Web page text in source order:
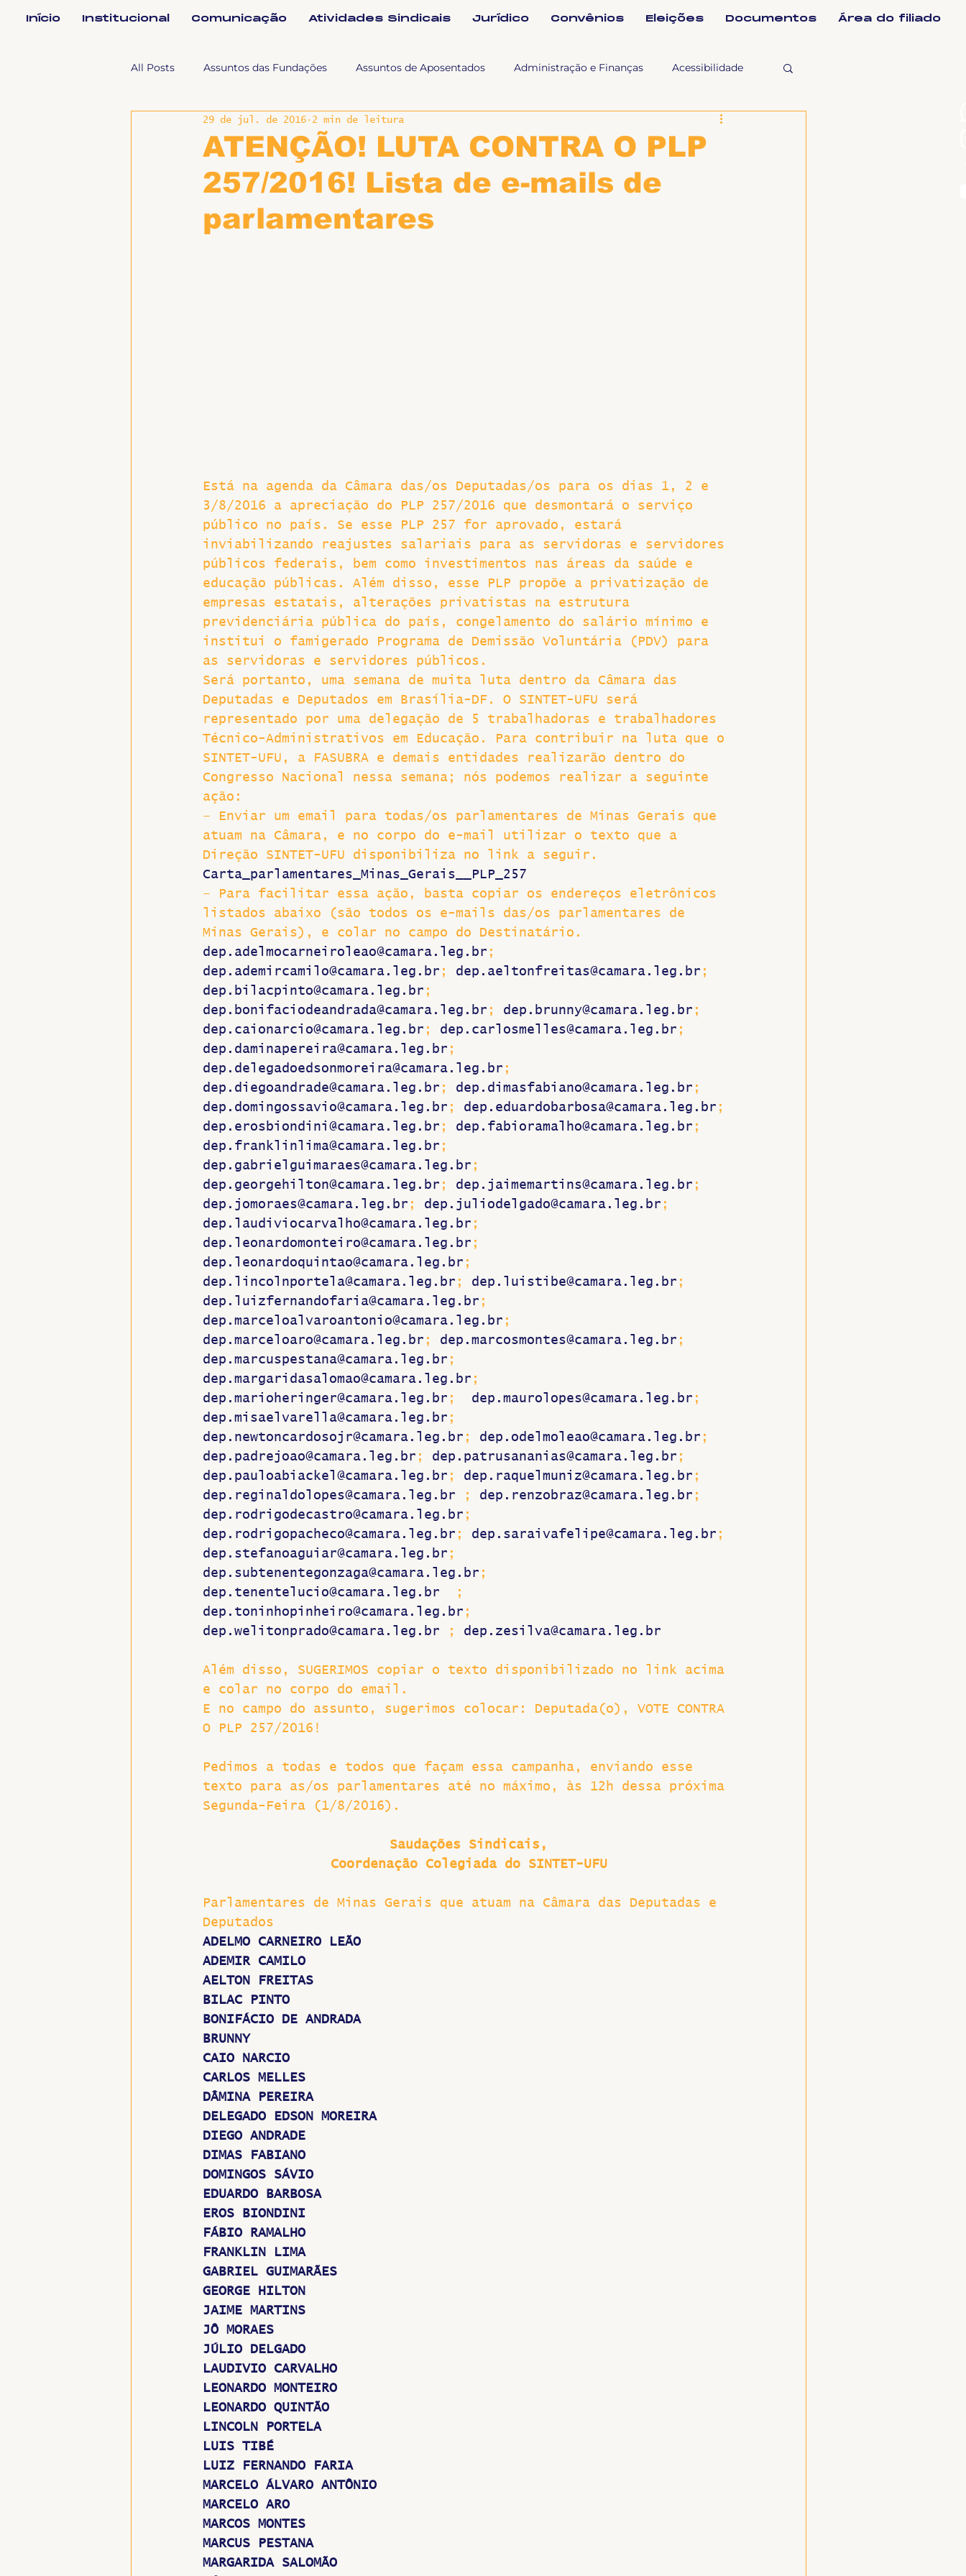
Início Institucional Comunicação Atividades Sindicais Jurídico Convênios Eleições Documentos Área do filiado
All Posts Assuntos das Fundações Assuntos de Aposentados Administração e Finanças Acessibilidade
Assuntos Jurídicos e Relação de Tra Fala SINTET-UFU
Coordenações Efetivos Documentos Formação e Relações Sindicais Mundo
ATENÇÃO! LUTA CONTRA O PLP
257/2016! Lista de e-mails de
parlamentares
29 de jul. de 2016 2 min de leitura
Está na agenda da Câmara das/os Deputadas/os para os dias 1, 2 e
3/8/2016 a apreciação do PLP 257/2016 que desmontará o serviço
público no país. Se esse PLP 257 for aprovado, estará
inviabilizando reajustes salariais para as servidoras e servidores
públicos federais, bem como investimentos nas áreas da saúde e
educação públicas. Além disso, esse PLP propõe a privatização de
empresas estatais, alterações privatistas na estrutura
previdenciária pública do país, congelamento do salário mínimo e
institui o famigerado Programa de Demissão Voluntária (PDV) para
as servidoras e servidores públicos.
Será portanto, uma semana de muita luta dentro da Câmara das
Deputadas e Deputados em Brasília-DF. O SINTET-UFU será
representado por uma delegação de 5 trabalhadoras e trabalhadores
Técnico-Administrativos em Educação. Para contribuir na luta que o
SINTET-UFU, a FASUBRA e demais entidades realizarão dentro do
Congresso Nacional nessa semana; nós podemos realizar a seguinte
ação:
– Enviar um email para todas/os parlamentares de Minas Gerais que
atuam na Câmara, e no corpo do e-mail utilizar o texto que a
Direção SINTET-UFU disponibiliza no link a seguir.
Carta_parlamentares_Minas_Gerais__PLP_257
– Para facilitar essa ação, basta copiar os endereços eletrônicos
listados abaixo (são todos os e-mails das/os parlamentares de
Minas Gerais), e colar no campo do Destinatário.
dep.adelmocarneiroleao@camara.leg.br ;
dep.ademircamilo@camara.leg.br ; dep.aeltonfreitas@camara.leg.br ;
dep.bilacpinto@camara.leg.br ;
dep.bonifaciodeandrada@camara.leg.br ; dep.brunny@camara.leg.br ;
dep.caionarcio@camara.leg.br ; dep.carlosmelles@camara.leg.br ;
dep.daminapereira@camara.leg.br ;
dep.delegadoedsonmoreira@camara.leg.br ;
dep.diegoandrade@camara.leg.br ; dep.dimasfabiano@camara.leg.br ;
dep.domingossavio@camara.leg.br ; dep.eduardobarbosa@camara.leg.br ;
dep.erosbiondini@camara.leg.br ; dep.fabioramalho@camara.leg.br ;
dep.franklinlima@camara.leg.br ;
dep.gabrielguimaraes@camara.leg.br ;
dep.georgehilton@camara.leg.br ; dep.jaimemartins@camara.leg.br ;
dep.jomoraes@camara.leg.br ; dep.juliodelgado@camara.leg.br ;
dep.laudiviocarvalho@camara.leg.br ;
dep.leonardomonteiro@camara.leg.br ;
dep.leonardoquintao@camara.leg.br ;
dep.lincolnportela@camara.leg.br ; dep.luistibe@camara.leg.br ;
dep.luizfernandofaria@camara.leg.br ;
dep.marceloalvaroantonio@camara.leg.br ;
dep.marceloaro@camara.leg.br ; dep.marcosmontes@camara.leg.br ;
dep.marcuspestana@camara.leg.br ;
dep.margaridasalomao@camara.leg.br ;
dep.marioheringer@camara.leg.br ; dep.maurolopes@camara.leg.br ;
dep.misaelvarella@camara.leg.br ;
dep.newtoncardosojr@camara.leg.br ; dep.odelmoleao@camara.leg.br ;
dep.padrejoao@camara.leg.br ; dep.patrusananias@camara.leg.br ;
dep.pauloabiackel@camara.leg.br ; dep.raquelmuniz@camara.leg.br ;
dep.reginaldolopes@camara.leg.br ; dep.renzobraz@camara.leg.br ;
dep.rodrigodecastro@camara.leg.br ;
dep.rodrigopacheco@camara.leg.br ; dep.saraivafelipe@camara.leg.br ;
dep.stefanoaguiar@camara.leg.br ;
dep.subtenentegonzaga@camara.leg.br ;
dep.tenentelucio@camara.leg.br ;
dep.toninhopinheiro@camara.leg.br ;
dep.welitonprado@camara.leg.br ; dep.zesilva@camara.leg.br
Além disso, SUGERIMOS copiar o texto disponibilizado no link acima
e colar no corpo do email.
E no campo do assunto, sugerimos colocar: Deputada(o), VOTE CONTRA
O PLP 257/2016!
Pedimos a todas e todos que façam essa campanha, enviando esse
texto para as/os parlamentares até no máximo, às 12h dessa próxima
Segunda-Feira (1/8/2016).
Saudações Sindicais,
Coordenação Colegiada do SINTET-UFU
Parlamentares de Minas Gerais que atuam na Câmara das Deputadas e
Deputados
ADELMO CARNEIRO LEÃO
ADEMIR CAMILO
AELTON FREITAS
BILAC PINTO
BONIFÁCIO DE ANDRADA
BRUNNY
CAIO NARCIO
CARLOS MELLES
DÂMINA PEREIRA
DELEGADO EDSON MOREIRA
DIEGO ANDRADE
DIMAS FABIANO
DOMINGOS SÁVIO
EDUARDO BARBOSA
EROS BIONDINI
FÁBIO RAMALHO
FRANKLIN LIMA
GABRIEL GUIMARÃES
GEORGE HILTON
JAIME MARTINS
JÔ MORAES
JÚLIO DELGADO
LAUDIVIO CARVALHO
LEONARDO MONTEIRO
LEONARDO QUINTÃO
LINCOLN PORTELA
LUIS TIBÉ
LUIZ FERNANDO FARIA
MARCELO ÁLVARO ANTÔNIO
MARCELO ARO
MARCOS MONTES
MARCUS PESTANA
MARGARIDA SALOMÃO